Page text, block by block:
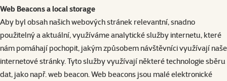
Web Beacons a local storage
Aby byl obsah našich webových stránek relevantní, snadno
použitelný a aktuální, využíváme analytické služby internetu, které
nám pomáhají pochopit, jakým způsobem návštěvníci využívají naše
internetové stránky. Tyto služby využívají některé technologie sběru
dat, jako např. web beacon. Web beacons jsou malé elektronické